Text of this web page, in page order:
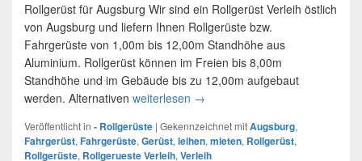
Rollgerüst für Augsburg Wir sind ein Rollgerüst Verleih östlich
von Augsburg und liefern Ihnen Rollgerüste bzw.
Fahrgerüste von 1,00m bis 12,00m Standhöhe aus
Aluminium. Rollgerüst können im Freien bis 8,00m
Standhöhe und im Gebäude bis zu 12,00m aufgebaut
werden. Alternativen weiterlesen Rollgerüste und Fahrgerüste in
→
Veröffentlicht in - Rollgerüste | Gekennzeichnet mitAugsburg,
Fahrgerüst, Fahrgerüste, Gerüst, leihen, mieten, Rollgerüst,
Rollgerüste, Rollgerueste Verleih, Verleih